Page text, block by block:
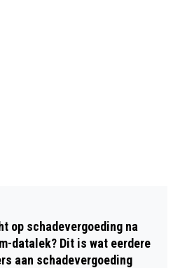
op schadevergoeding na
datalek? Dit is wat eerdere
aan schadevergoeding